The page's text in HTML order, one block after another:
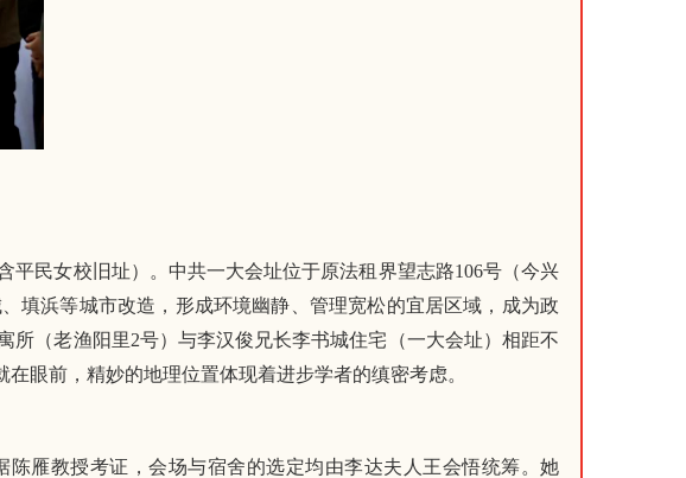
民女校旧址）。中共一大会址位于原法租界望志路106号（今兴
填浜等城市改造，形成环境幽静、管理宽松的宜居区域，成为政
（老渔阳里2号）与李汉俊兄长李书城住宅（一大会址）相距不
眼前，精妙的地理位置体现着进步学者的缜密考虑。
雁教授考证，会场与宿舍的选定均由李达夫人王会悟统筹。她